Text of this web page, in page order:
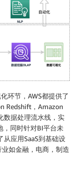
环节，AWS都提供了
Redshift，Amazon
数据处理流水线，实
，同时针对BI平台未
从应用SaaS到基础设
如金融，电商，制造